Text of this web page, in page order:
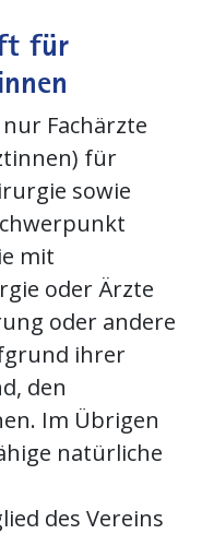
für
Fachärzte
für
sowie
mit
oder Ärzte
oder andere
ihrer
den
Im Übrigen
natürliche
des Vereins